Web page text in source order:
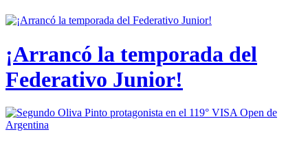
¡Arrancó la temporada del
Federativo Junior!